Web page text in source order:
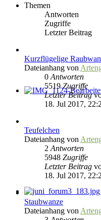
Themen
Antworten
Zugriffe
Letzter Beitrag
Kurzflügelige
Dateianhang von
0 Antworten
5519Zugriffe
Letzter Beitrag
18. Jul 2017,
Teufelchen
Dateianhang von
2 Antworten
5948 Zugriffe
Letzter Beitrag
18. Jul 2017,
Staubwanze
Dateianhang von